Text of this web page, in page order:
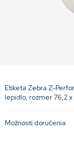
Možnosti doručenia
Etiketa Zebra Z-
lepidlo, rozmer 76,2